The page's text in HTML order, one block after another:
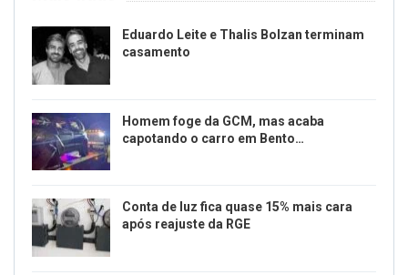
Eduardo Leite e Thalis Bolzan terminam
casamento
Homem foge da GCM, mas acaba
capotando o carro em Bento…
Conta de luz fica quase 15% mais cara
após reajuste da RGE